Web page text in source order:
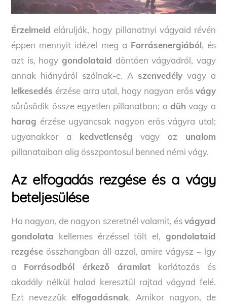
Érzelmeid elárulják, hogy pillanatnyi vágyaid révén
éppen mennyit idézel meg a Forrásenergiából, és
azt is, hogy gondolataid döntően vágyadról, vagy
annak hiányáról szólnak-e. A szenvedélyvagy a
lelkesedés érzése arra utal, hogy nagyon erős vágy
sűrűsödik össze egyetlen pillanatban; a düh vagy a
harag érzése ugyancsak nagyon erős vágyra utal;
ugyanakkor a kedvetlenség vagy az unalom
pillanataiban alig összpontosul benned némi vágy.
Az elfogadás rezgése és a vágy
beteljesülése
Ha nagyon, de nagyon szeretnél valamit, ésvágyad
gondolata kellemes érzéssel tölt el, gondolataid
rezgése összhangban áll azzal, amire vágysz – így
a Forrásodból érkező áramlatkorlátozás és
akadály nélkül halad keresztül rajtad vágyad felé.
Ezt nevezzükelfogadásnak. Amikor nagyon, de